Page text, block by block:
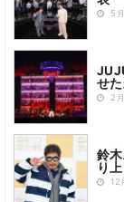
5
せ
2
鈴
り
12